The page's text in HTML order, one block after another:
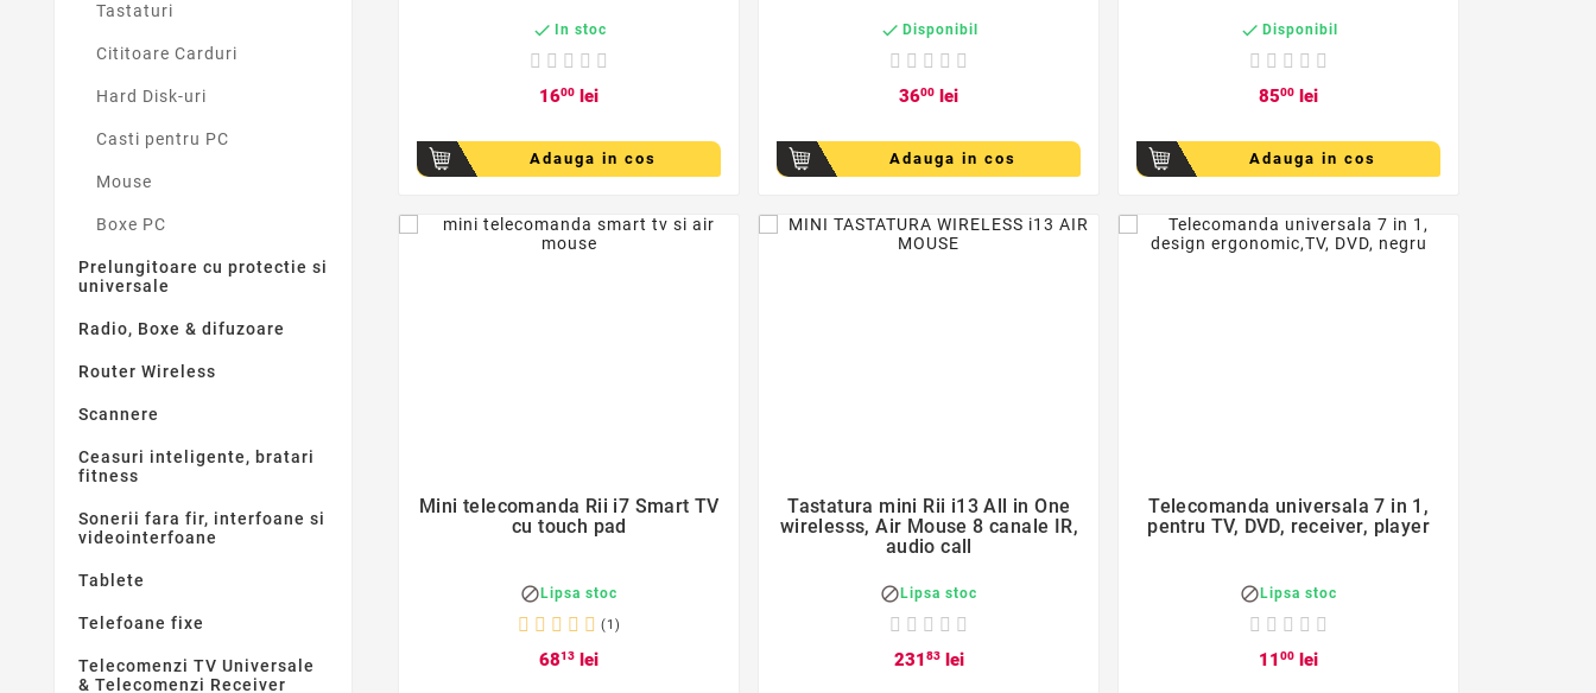
Tastaturi
Cititoare Carduri
Hard Disk-uri
Casti pentru PC
Mouse
Boxe PC
Prelungitoare cu protectie si
universale
Radio, Boxe & difuzoare
Router Wireless
Scannere
Ceasuri inteligente, bratari
fitness
Sonerii fara fir, interfoane si
videointerfoane
Tablete
Telefoane fixe
Telecomenzi TV Universale
& Telecomenzi Receiver
 In stoc
1600 lei
Adauga in cos
microUSB
 Disponibil
3600 lei
Adauga in cos
 Disponibil
8500 lei
Adauga in cos

Mini telecomanda Rii i7 Smart TV
cu touch pad
Lipsa stoc
(1)
6813 lei

Tastatura mini Rii i13 All in One
wirelesss, Air Mouse 8 canale IR,
audio call
Lipsa stoc
23183lei

Telecomanda universala 7 in 1,
pentru TV, DVD, receiver, player
Lipsa stoc
1100 lei